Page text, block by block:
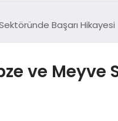
Başarı Hikayesi
ve